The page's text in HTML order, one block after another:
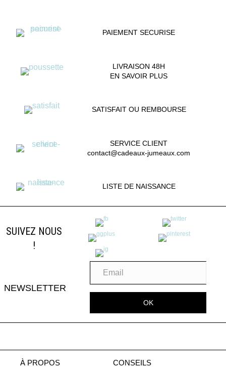
PAIEMENT SECURISE
LIVRAISON 48H
EN SAVOIR PLUS
SATISFAIT OU REMBOURSE
SERVICE CLIENT
contact@cadeaux-jumeaux.com
LISTE DE NAISSANCE
SUIVEZ NOUS
!
NEWSLETTER
OK
À PROPOS CONSEILS